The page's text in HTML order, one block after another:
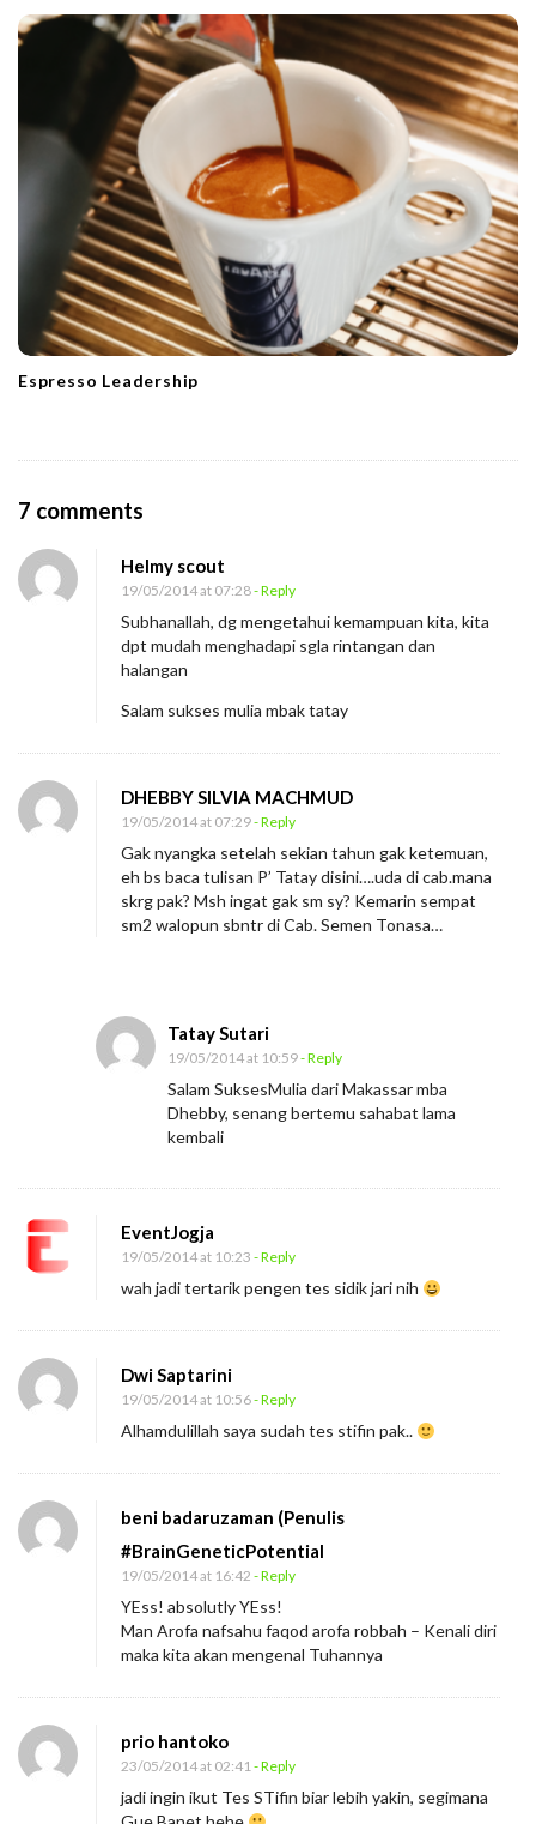
Espresso Leadership
7 comments
S
m
u
a
a
n
g
P
u
a
K
b
h
a
Helmy scout
19/05/2014 at 07:28- Reply
Subhanallah, dg mengetahui kemampuan kita, kita
dpt mudah menghadapi sgla rintangan dan
halangan
Salam sukses mulia mbak tatay
DHEBBY SILVIA MACHMUD
19/05/2014 at 07:29- Reply
Gak nyangka setelah sekian tahun gak ketemuan,
eh bs baca tulisan P’ Tatay disini….uda di cab.mana
skrg pak? Msh ingat gak sm sy? Kemarin sempat
sm2 walopun sbntr di Cab. Semen Tonasa…
Tatay Sutari
19/05/2014 at 10:59- Reply
Salam SuksesMulia dari Makassar mba
Dhebby, senang bertemu sahabat lama
kembali
EventJogja
19/05/2014 at 10:23 - Reply
wah jadi tertarik pengen tes sidik jari nih
Dwi Saptarini
19/05/2014 at 10:56- Reply
Alhamdulillah saya sudah tes stifin pak..
beni badaruzaman (Penulis
#BrainGeneticPotential
19/05/2014 at 16:42 - Reply
YEss! absolutly YEss!
Man Arofa nafsahu faqod arofa robbah – Kenali diri
maka kita akan mengenal Tuhannya
prio hantoko
23/05/2014 at 02:41- Reply
jadi ingin ikut Tes STifin biar lebih yakin, segimana